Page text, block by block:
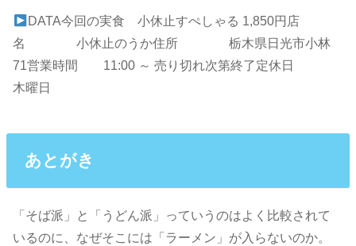
DATA今回の実食 小休止すぺしゃる 1,850円 店
名 小休止のうか住所 栃木県日光市小林
71営業時間 11:00 ～ 売り切れ次第終了定休日
木曜日
あとがき
「そば派」と「うどん派」っていうのはよく比較されて
いるのに、なぜそこには「ラーメン」が入らないのか。